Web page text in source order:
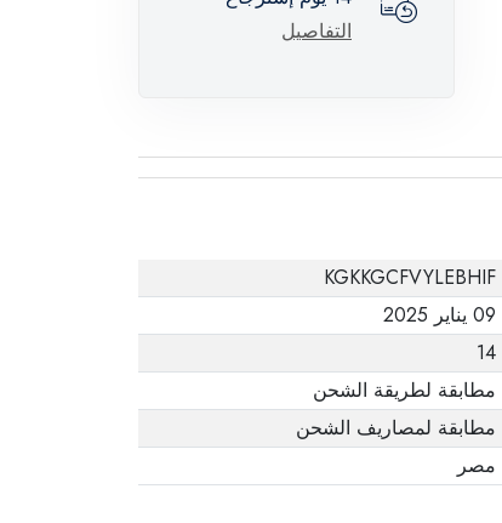
التفاصيل
KGKKGCFVYLEBHIF
09 يناير 2025
14
مطابقة لطريقة الشحن
مطابقة لمصاريف الشحن
مصر